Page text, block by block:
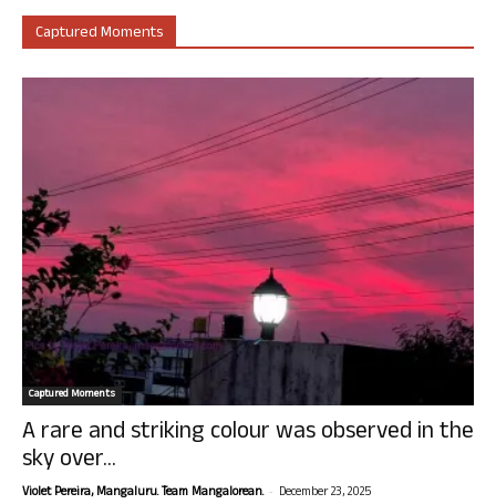
Captured Moments
Captured Moments
A rare and striking colour was observed in the
sky over...
Violet Pereira, Mangaluru. Team Mangalorean. - December 23, 2025